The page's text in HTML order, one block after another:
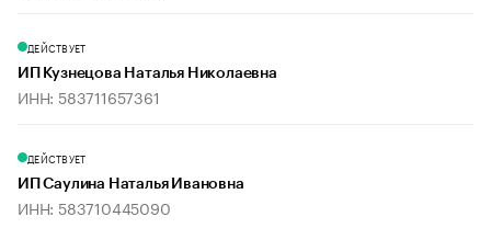
ДЕЙСТВУЕТ
ИП Кузнецова Наталья Николаевна
ИНН: 583711657361
ДЕЙСТВУЕТ
ИП Саулина Наталья Ивановна
ИНН: 583710445090